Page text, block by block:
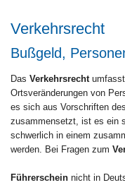
Verkehrsrecht
Bußgeld,
Das Verkehrsrecht
Ortsveränderungen von
es sich aus Vorschriften
zusammensetzt, ist es ein
schwerlich in einem
werden. Bei Fragen zum
Führerschein nicht in